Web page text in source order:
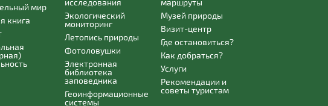
мир
книга
исследования
Экологический
мониторинг
Летопись природы
Фотоловушки
Электронная
библиотека
заповедника
Геоинформационные
системы
маршруты
Музей природы
Визит-центр
Где остановиться?
Как добраться?
Услуги
Рекомендации и
советы туристам